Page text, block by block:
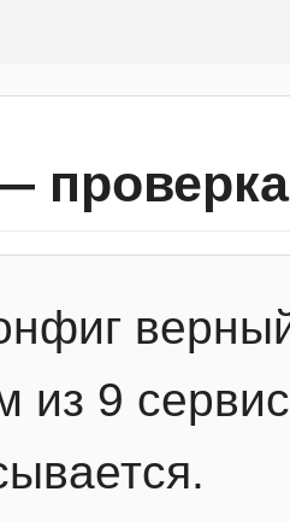
проверка
из 9